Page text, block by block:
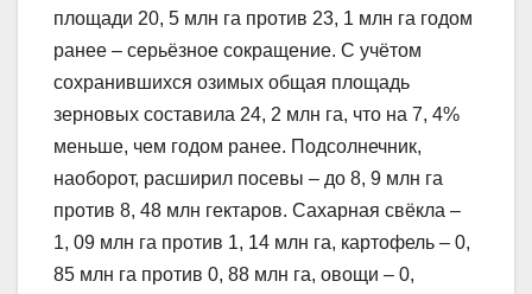
площади 20, 5 млн га против 23, 1 млн га годом
ранее – серьёзное сокращение. С учётом
сохранившихся озимых общая площадь
зерновых составила 24, 2 млн га, что на 7, 4%
меньше, чем годом ранее. Подсолнечник,
наоборот, расширил посевы – до 8, 9 млн га
против 8, 48 млн гектаров. Сахарная свёкла –
1, 09 млн га против 1, 14 млн га, картофель – 0,
85 млн га против 0, 88 млн га, овощи – 0,